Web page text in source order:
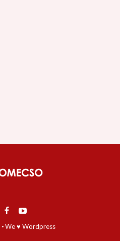
·We ♥ Wordpress